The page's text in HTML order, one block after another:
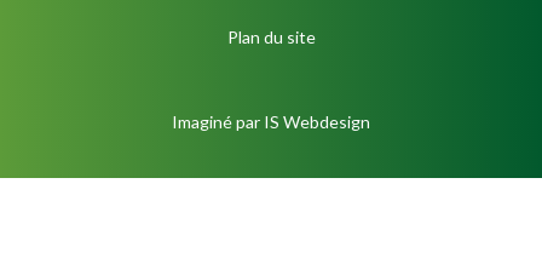
Plan du site
Imaginé par IS Webdesign